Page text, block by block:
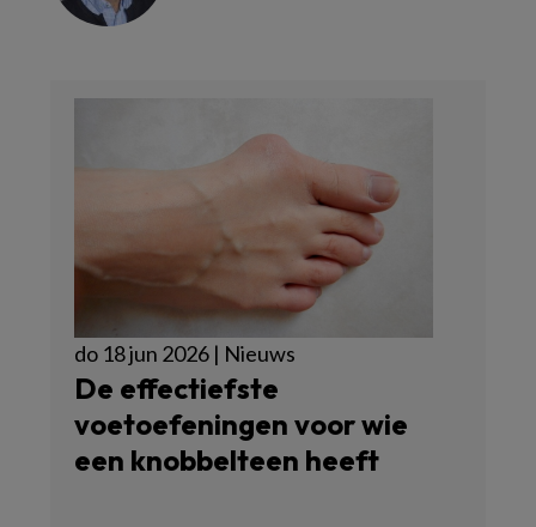
do 18 jun 2026 | Nieuws
De effectiefste
voetoefeningen voor wie
een knobbelteen heeft